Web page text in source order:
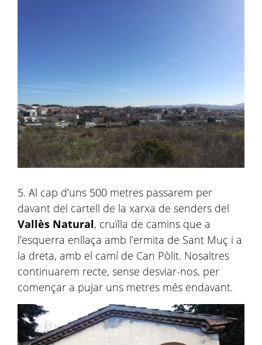
5. Al cap d’uns 500 metres passarem per
davant del cartell de la xarxa de senders del
Vallès Natural, cruïlla de camins que a
l’esquerra enllaça amb l’ermita de Sant Muç i a
la dreta, amb el camí de Can Pòlit. Nosaltres
continuarem recte, sense desviar-nos, per
començar a pujar uns metres més endavant.